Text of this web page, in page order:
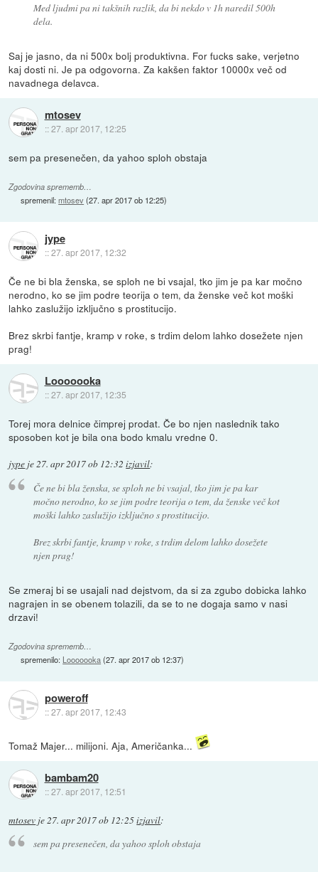
Med ljudmi pa ni takšnih razlik, da bi nekdo v 1h naredil 500h
dela.
Saj je jasno, da ni 500x bolj produktivna. For fucks sake, verjetno
kaj dosti ni. Je pa odgovorna. Za kakšen faktor 10000x več od
navadnega delavca.
mtosev
::27. apr 2017, 12:25
sem pa presenečen, da yahoo sploh obstaja
Zgodovina sprememb…
spremenil:mtosev(27. apr 2017 ob 12:25)
jype
::27. apr 2017, 12:32
Če ne bi bla ženska, se sploh ne bi vsajal, tko jim je pa kar močno
nerodno, ko se jim podre teorija o tem, da ženske več kot moški
lahko zaslužijo izključno s prostitucijo.
Brez skrbi fantje, kramp v roke, s trdim delom lahko dosežete njen
prag!
Looooooka
::27. apr 2017, 12:35
Torej mora delnice čimprej prodat. Če bo njen naslednik tako
sposoben kot je bila ona bodo kmalu vredne 0.
jype je27. apr 2017 ob 12:32 izjavil:
Če ne bi bla ženska, se sploh ne bi vsajal, tko jim je pa kar
močno nerodno, ko se jim podre teorija o tem, da ženske več kot
moški lahko zaslužijo izključno s prostitucijo.
Brez skrbi fantje, kramp v roke, s trdim delom lahko dosežete
njen prag!
Se zmeraj bi se usajali nad dejstvom, da si za zgubo dobicka lahko
nagrajen in se obenem tolazili, da se to ne dogaja samo v nasi
drzavi!
Zgodovina sprememb…
spremenilo: Looooooka(27. apr 2017 ob 12:37)
poweroff
::27. apr 2017, 12:43
Tomaž Majer... milijoni. Aja, Američanka...
bambam20
::27. apr 2017, 12:51
mtosev je27. apr 2017 ob 12:25izjavil:
sem pa presenečen, da yahoo sploh obstaja